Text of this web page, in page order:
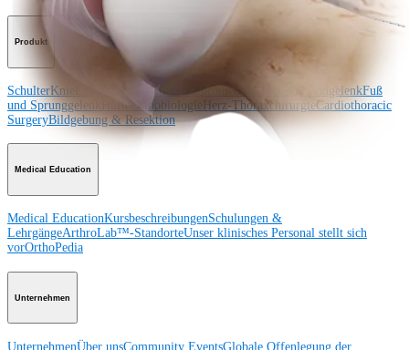
Produkt
SchulterKnie Schulterendoprothetik Hand und HandgelenkFuß
und Sprunggelenk
Hüfte Orthobiologie Herz-ThoraxchirurgieCardiothoracic
SurgeryBildgebung & Resektion
Medical Education
Medical EducationKursbeschreibungenSchulungen &
LehrgängeArthroLab™-StandorteUnser klinisches Personal stellt sich
vorOrthoPedia
Unternehmen
UnternehmenÜber unsCommunity EventsGlobale Offenlegung der